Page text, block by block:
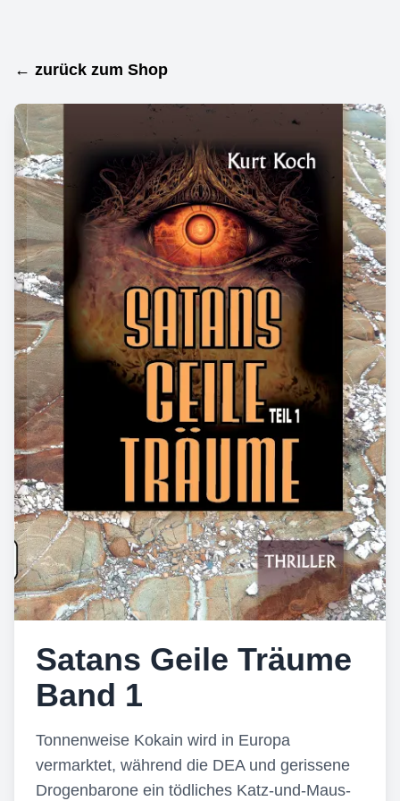
← zurück zum Shop
Satans Geile Träume
Band 1
Tonnenweise Kokain wird in Europa
vermarktet, während die DEA und gerissene
Drogenbarone ein tödliches Katz-und-Maus-